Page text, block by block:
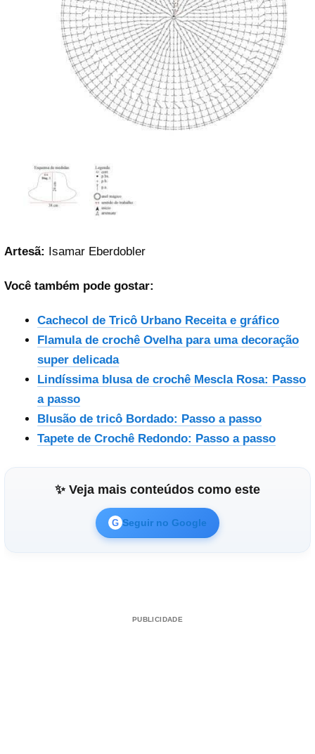
Artesã: Isamar Eberdobler
Você também pode gostar:
Cachecol de Tricô Urbano Receita e gráfico
Flamula de crochê Ovelha para uma decoração
super delicada
Lindíssima blusa de crochê Mescla Rosa: Passo
a passo
Blusão de tricô Bordado: Passo a passo
Tapete de Crochê Redondo: Passo a passo
✨ Veja mais conteúdos como este
G Seguir no Google
PUBLICIDADE